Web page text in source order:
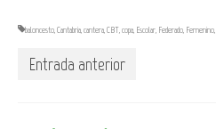
baloncesto,Cantabria,cantera,CBT,copa, Escolar, Federado, Femenino,
Entrada anterior